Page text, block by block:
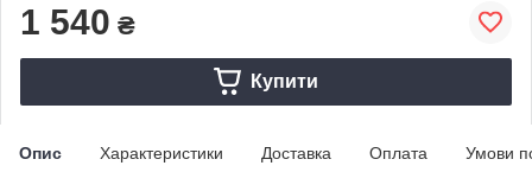
1 540 ₴
Купити
Опис Характеристики Доставка Оплата Умови